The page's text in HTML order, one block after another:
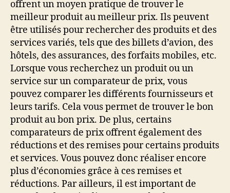
offrent un moyen pratique de trouver le
meilleur produit au meilleur prix. Ils peuvent
être utilisés pour rechercher des produits et des
services variés, tels que des billets d’avion, des
hôtels, des assurances, des forfaits mobiles, etc.
Lorsque vous recherchez un produit ou un
service sur un comparateur de prix, vous
pouvez comparer les différents fournisseurs et
leurs tarifs. Cela vous permet de trouver le bon
produit au bon prix. De plus, certains
comparateurs de prix offrent également des
réductions et des remises pour certains produits
et services. Vous pouvez donc réaliser encore
plus d’économies grâce à ces remises et
réductions. Par ailleurs, il est important de